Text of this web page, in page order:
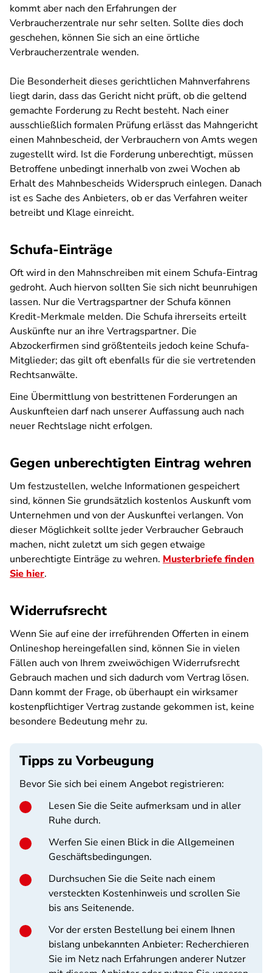
kommt aber nach den Erfahrungen der
Verbraucherzentrale nur sehr selten. Sollte dies doch
geschehen, können Sie sich an eine örtliche
Verbraucherzentrale wenden.
Die Besonderheit dieses gerichtlichen Mahnverfahrens
liegt darin, dass das Gericht nicht prüft, ob die geltend
gemachte Forderung zu Recht besteht. Nach einer
ausschließlich formalen Prüfung erlässt das Mahngericht
einen Mahnbescheid, der Verbrauchern von Amts wegen
zugestellt wird. Ist die Forderung unberechtigt, müssen
Betroffene unbedingt innerhalb von zwei Wochen ab
Erhalt des Mahnbescheids Widerspruch einlegen. Danach
ist es Sache des Anbieters, ob er das Verfahren weiter
betreibt und Klage einreicht.
Schufa-Einträge
Oft wird in den Mahnschreiben mit einem Schufa-Eintrag
gedroht. Auch hiervon sollten Sie sich nicht beunruhigen
lassen. Nur die Vertragspartner der Schufa können
Kredit-Merkmale melden. Die Schufa ihrerseits erteilt
Auskünfte nur an ihre Vertragspartner. Die
Abzockerfirmen sind größtenteils jedoch keine Schufa-
Mitglieder; das gilt oft ebenfalls für die sie vertretenden
Rechtsanwälte.
Eine Übermittlung von bestrittenen Forderungen an
Auskunfteien darf nach unserer Auffassung auch nach
neuer Rechtslage nicht erfolgen.
Gegen unberechtigten Eintrag wehren
Um festzustellen, welche Informationen gespeichert
sind, können Sie grundsätzlich kostenlos Auskunft vom
Unternehmen und von der Auskunftei verlangen. Von
dieser Möglichkeit sollte jeder Verbraucher Gebrauch
machen, nicht zuletzt um sich gegen etwaige
unberechtigte Einträge zu wehren. Musterbriefe finden
Sie hier.
Widerrufsrecht
Wenn Sie auf eine der irreführenden Offerten in einem
Onlineshop hereingefallen sind, können Sie in vielen
Fällen auch von Ihrem zweiwöchigen Widerrufsrecht
Gebrauch machen und sich dadurch vom Vertrag lösen.
Dann kommt der Frage, ob überhaupt ein wirksamer
kostenpflichtiger Vertrag zustande gekommen ist, keine
besondere Bedeutung mehr zu.
Tipps zu Vorbeugung
Bevor Sie sich bei einem Angebot registrieren:
Lesen Sie die Seite aufmerksam und in aller
Ruhe durch.
Werfen Sie einen Blick in die Allgemeinen
Geschäftsbedingungen.
Durchsuchen Sie die Seite nach einem
versteckten Kostenhinweis und scrollen Sie
bis ans Seitenende.
Vor der ersten Bestellung bei einem Ihnen
bislang unbekannten Anbieter: Recherchieren
Sie im Netz nach Erfahrungen anderer Nutzer